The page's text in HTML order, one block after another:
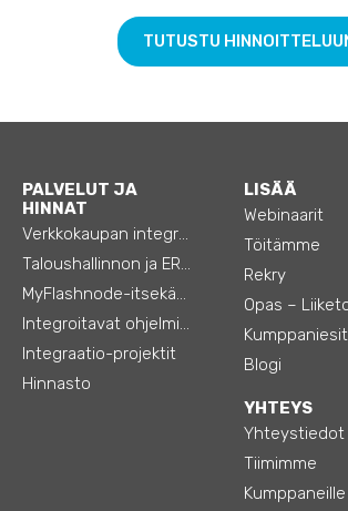
TUTUSTU
PALVELUT JA
HINNAT
Verkkokaupan integraatiot
Taloushallinnon ja ERP:n integraatiot
MyFlashnode-itsekäyttö-automaatio
Integroitavat ohjelmistot
Integraatio-projektit
Hinnasto
LISÄÄ
Webinaarit
Töitämme
Rekry
Blogi
YHTEYS
Yhteystiedot
Tiimimme
Kumppaneille